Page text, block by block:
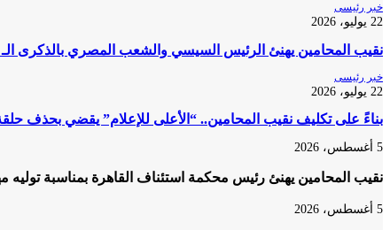
خبر رئيسى
22 يوليو، 2026
نقيب المحامين يهنئ الرئيس السيسي والشعب المصري بالذكرى الـ 74 لثورة 23 يوليو المجيدة
خبر رئيسى
22 يوليو، 2026
بناءً على تكليف نقيب المحامين.. “الأعلى للإعلام” يقضي بحذف
5 أغسطس، 2026
نقيب المحامين يهنئ رئيس محكمة استئناف القاهرة بمناسبة توليه
5 أغسطس، 2026